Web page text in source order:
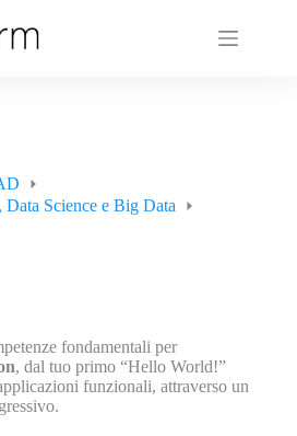
Science e Big Data
fondamentali per
, dal tuo primo “Hello World!”
funzionali, attraverso un